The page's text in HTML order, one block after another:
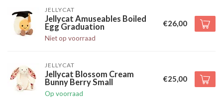
JELLYCAT
Jellycat Amuseables Boiled
Egg Graduation
Niet op voorraad
€26,00
JELLYCAT
Jellycat Blossom Cream
Bunny Berry Small
Op voorraad
€25,00